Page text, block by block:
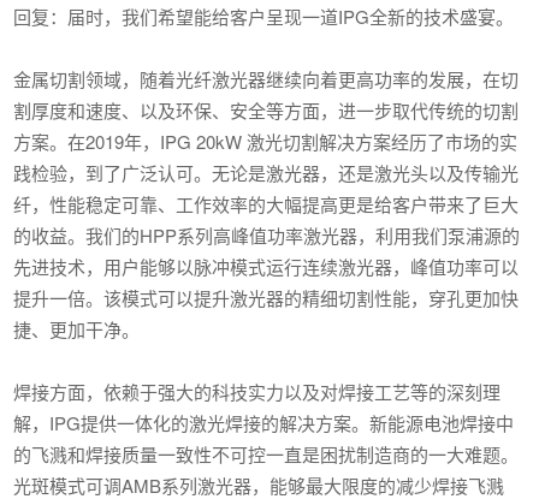
回复：届时，我们希望能给客户呈现一道IPG全新的技术盛宴。
金属切割领域，随着光纤激光器继续向着更高功率的发展，在切
割厚度和速度、以及环保、安全等方面，进一步取代传统的切割
方案。在2019年，IPG 20kW 激光切割解决方案经历了市场的实
践检验，到了广泛认可。无论是激光器，还是激光头以及传输光
纤，性能稳定可靠、工作效率的大幅提高更是给客户带来了巨大
的收益。我们的HPP系列高峰值功率激光器，利用我们泵浦源的
先进技术，用户能够以脉冲模式运行连续激光器，峰值功率可以
提升一倍。该模式可以提升激光器的精细切割性能，穿孔更加快
捷、更加干净。
焊接方面，依赖于强大的科技实力以及对焊接工艺等的深刻理
解，IPG提供一体化的激光焊接的解决方案。新能源电池焊接中
的飞溅和焊接质量一致性不可控一直是困扰制造商的一大难题。
光斑模式可调AMB系列激光器，能够最大限度的减少焊接飞溅